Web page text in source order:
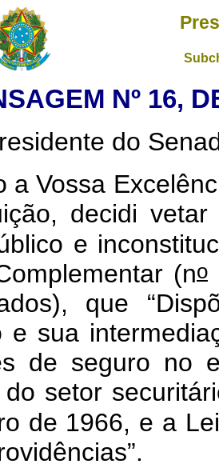
Nº 16,
do
a Vossa
decidi
e
(no
, que
e sua
de seguro no
setor
de 1966, e a